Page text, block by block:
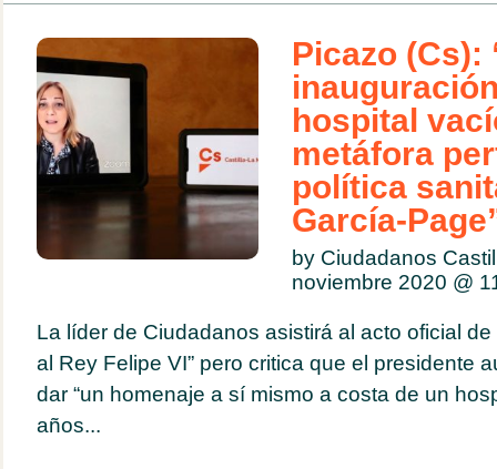
Picazo (Cs):
hospital
metáfora
política
García-
by Ciudadanos
noviembre 2020 @
La líder de Ciudadanos asistirá al acto oficial de
al Rey Felipe VI” pero critica que el presidente
dar “un homenaje a sí mismo a costa de un
años...